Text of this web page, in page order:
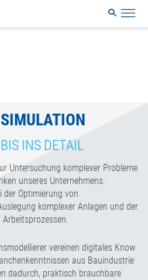
INS DETAIL
Untersuchung komplexer Probleme
unseres Unternehmens.
der Optimierung von
komplexer Anlagen und der
vereinen digitales Know
aus Bauindustrie
dadurch, praktisch brauchbare